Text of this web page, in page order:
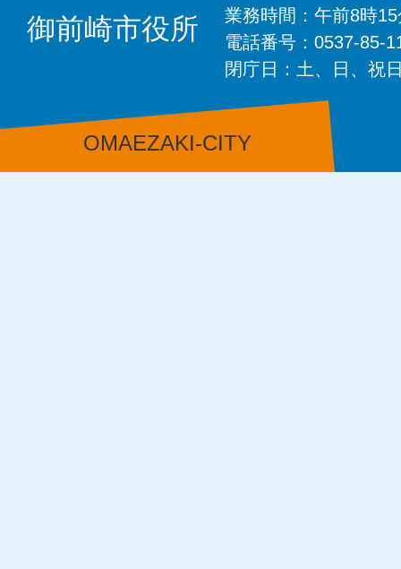
御前崎市役所
業務時間：午前8時
電話番号：0537-85-
閉庁日：土、日、祝
OMAEZAKI-CITY